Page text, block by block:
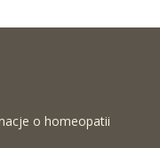
o homeopatii